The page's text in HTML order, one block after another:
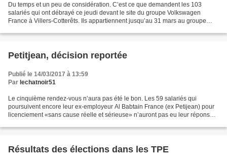
Du temps et un peu de considération. C’est ce que demandent les 103
salariés qui ont débrayé ce jeudi devant le site du groupe Volkswagen
France à Villers-Cotterêts. Ils appartiennent jusqu’au 31 mars au groupe
Petitjean, décision reportée
Publié le 14/03/2017 à 13:59
Par lechatnoir51
Le cinquième rendez-vous n’aura pas été le bon. Les 59 salariés qui
poursuivent encore leur ex-employeur Al Babtain France (ex Petijean) pour
licenciement «sans cause réelle et sérieuse» n’auront pas eu leur réponse.
Résultats des élections dans les TPE